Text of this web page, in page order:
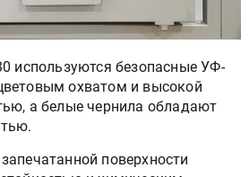
используются безопасные УФ-
охватом и высокой
а белые чернила обладают
поверхности